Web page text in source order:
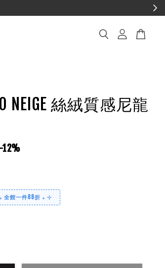
NEIGE 絲絨質感尼龍
全館一件88折 ₊ ⊹